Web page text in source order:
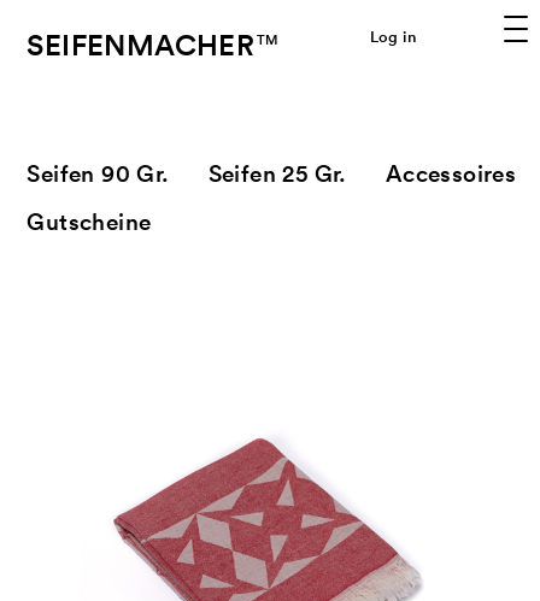
SEIFENMACHERTM
Seifen 90 Gr. Seifen 25 Gr.
Accessoires
Gutscheine
Log in